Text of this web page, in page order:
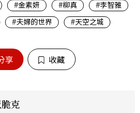
#金素妍 #柳真
#李智雅
#夫婦的世界 #天空之城
享 收藏
克